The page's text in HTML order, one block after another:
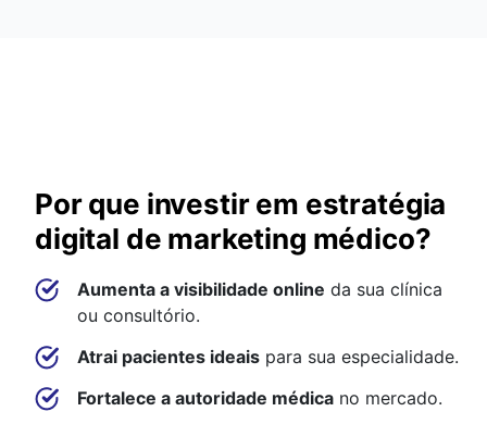
Por que investir em estratégia
digital de marketing médico?
Aumenta a visibilidade online da sua clínica
ou consultório.
Atrai pacientes ideais para sua especialidade.
Fortalece a autoridade médica no mercado.